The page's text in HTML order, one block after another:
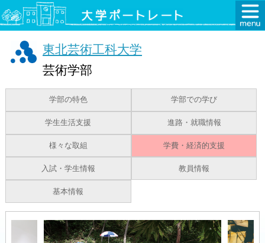
東北芸術工科大学
芸術学部
学部の特色 学部での学び
学生生活支援 進路・就職情報
様々な取組 学費・経済的支援
入試・学生情報 教員情報
基本情報